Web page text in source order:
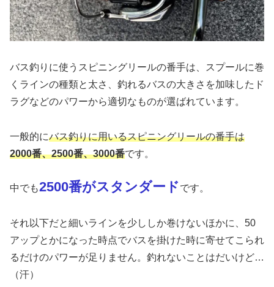
バス釣りに使うスピニングリールの番手は、スプールに巻
くラインの種類と太さ、釣れるバスの大きさを加味したド
ラグなどのパワーから適切なものが選ばれています。
一般的にバス釣りに用いるスピニングリールの番手は
2000番、2500番、3000番です。
中でも2500番がスタンダードです。
それ以下だと細いラインを少ししか巻けないほかに、50
アップとかになった時点でバスを掛けた時に寄せてこられ
るだけのパワーが足りません。釣れないことはだいけど…
（汗）